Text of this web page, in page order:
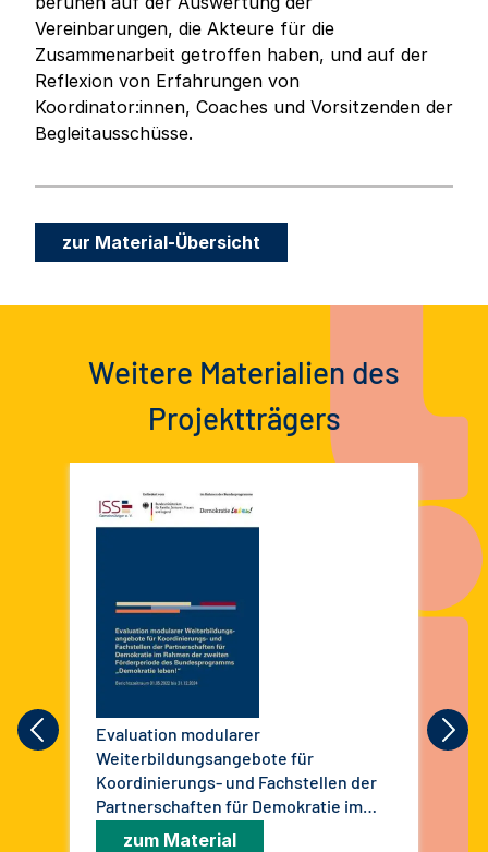
Vereinbarungen, die Akteure für die
Zusammenarbeit getroffen haben, und auf der
Reflexion von Erfahrungen von
Koordinator:innen, Coaches und Vorsitzenden der
Begleitausschüsse.
zur Material-Übersicht
Weitere Materialien des
Projektträgers
Evaluation modularer
Weiterbildungsangebote für
Koordinierungs- und Fachstellen der
Partnerschaften für Demokratie im
Rahmen der zweiten Förderperiode
zum Material